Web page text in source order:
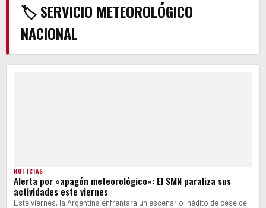
🏷 SERVICIO METEOROLÓGICO
NACIONAL
NOTICIAS
Alerta por «apagón meteorológico»: El SMN paraliza sus
actividades este viernes
Este viernes, la Argentina enfrentará un escenario inédito de cese de